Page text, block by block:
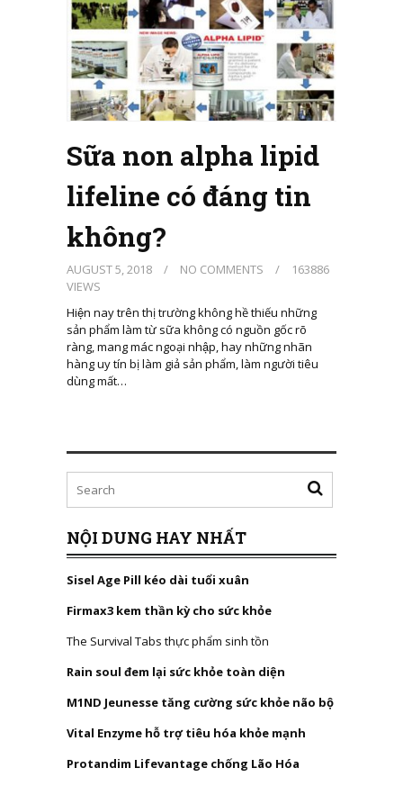
Sữa non alpha lipid
lifeline có đáng tin
không?
AUGUST 5, 2018 / NO COMMENTS /
163886
VIEWS
Hiện nay trên thị trường không hề thiếu những
sản phẩm làm từ sữa không có nguồn gốc rõ
ràng, mang mác ngoại nhập, hay những nhãn
hàng uy tín bị làm giả sản phẩm, làm người tiêu
dùng mất…
NỘI DUNG HAY NHẤT
Sisel Age Pill kéo dài tuổi xuân
Firmax3 kem thần kỳ cho sức khỏe
The Survival Tabs thực phẩm sinh tồn
Rain soul đem lại sức khỏe toàn diện
M1ND Jeunesse tăng cường sức khỏe não bộ
Vital Enzyme hỗ trợ tiêu hóa khỏe mạnh
Protandim Lifevantage chống Lão Hóa